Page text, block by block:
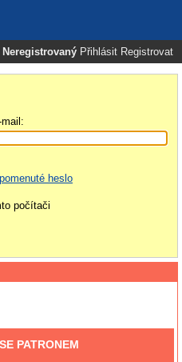
Neregistrovaný Přihlásit Registrovat
heslo
počítači
PATRONEM